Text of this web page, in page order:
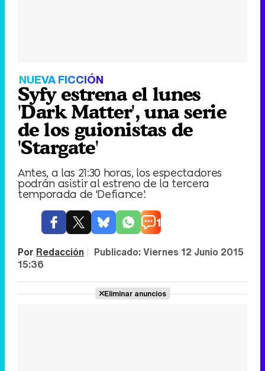
NUEVA FICCIÓN
Syfy estrena el lunes
'Dark Matter', una serie
de los guionistas de
'Stargate'
Antes, a las 21:30 horas, los espectadores
podrán asistir al estreno de la tercera
temporada de 'Defiance'.
1
Por Redacción | Publicado:Viernes 12 Junio 2015
15:36
Eliminar anuncios